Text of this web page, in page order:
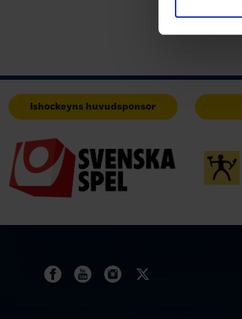
Ishockeyns huvudsponsor